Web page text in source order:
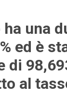
una
ed è
di
al